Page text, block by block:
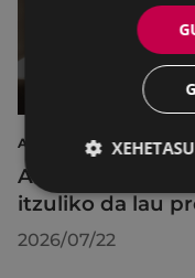
AIRE LIBREKO ZINEMA
Aire libreko
itzuliko da lau
2026/07/22